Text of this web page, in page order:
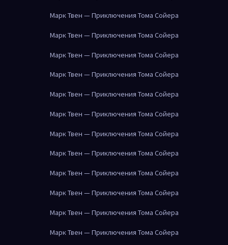
Марк Твен — Приключения Тома Сойера
Марк Твен — Приключения Тома Сойера
Марк Твен — Приключения Тома Сойера
Марк Твен — Приключения Тома Сойера
Марк Твен — Приключения Тома Сойера
Марк Твен — Приключения Тома Сойера
Марк Твен — Приключения Тома Сойера
Марк Твен — Приключения Тома Сойера
Марк Твен — Приключения Тома Сойера
Марк Твен — Приключения Тома Сойера
Марк Твен — Приключения Тома Сойера
Марк Твен — Приключения Тома Сойера